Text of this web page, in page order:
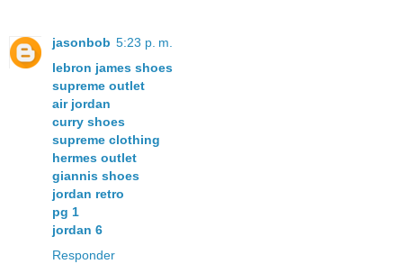
jasonbob 5:23 p. m.
lebron james shoes
supreme outlet
air jordan
curry shoes
supreme clothing
hermes outlet
giannis shoes
jordan retro
pg 1
jordan 6
Responder